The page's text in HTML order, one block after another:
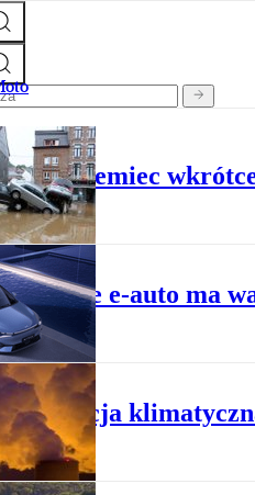
oto
z Niemiec
BIZNES
Chińskie e-auto ma
GOSPODARKA
Rewolucja
BIZNES